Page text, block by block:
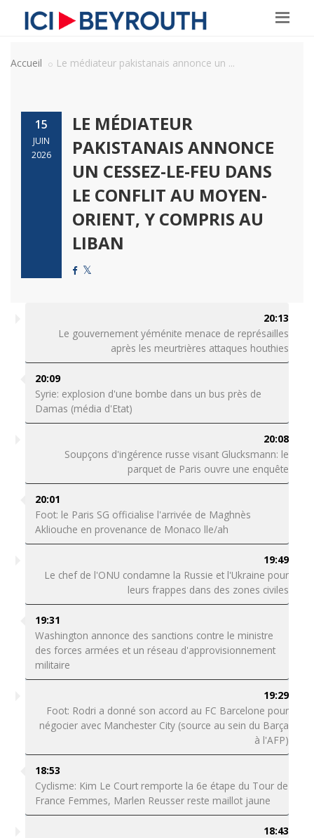
Accueil Le médiateur pakistanais annonce un ...
15
JUIN
2026
LE MÉDIATEUR
PAKISTANAIS ANNONCE
UN CESSEZ-LE-FEU DANS
LE CONFLIT AU MOYEN-
ORIENT, Y COMPRIS AU
LIBAN
20:13
Le gouvernement yéménite menace de représailles
après les meurtrières attaques houthies
20:09
Syrie: explosion d'une bombe dans un bus près de
Damas (média d'Etat)
20:08
Soupçons d'ingérence russe visant Glucksmann: le
parquet de Paris ouvre une enquête
20:01
Foot: le Paris SG officialise l'arrivée de Maghnès
Akliouche en provenance de Monaco lle/ah
19:49
Le chef de l'ONU condamne la Russie et l'Ukraine pour
leurs frappes dans des zones civiles
19:31
Washington annonce des sanctions contre le ministre
des forces armées et un réseau d'approvisionnement
militaire
19:29
Foot: Rodri a donné son accord au FC Barcelone pour
négocier avec Manchester City (source au sein du Barça
à l'AFP)
18:53
Cyclisme: Kim Le Court remporte la 6e étape du Tour de
France Femmes, Marlen Reusser reste maillot jaune
18:43